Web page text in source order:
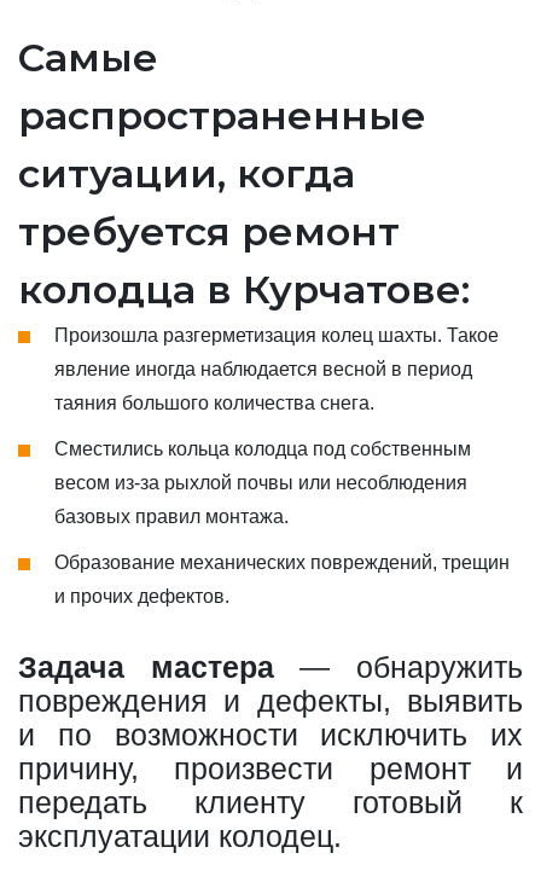
Самые
распространенные
ситуации, когда
требуется ремонт
колодца в Курчатове:
Произошла разгерметизация колец шахты. Такое
явление иногда наблюдается весной в период
таяния большого количества снега.
Сместились кольца колодца под собственным
весом из-за рыхлой почвы или несоблюдения
базовых правил монтажа.
Образование механических повреждений, трещин
и прочих дефектов.
Задача мастера— обнаружить
повреждения и дефекты, выявить
и по возможности исключить их
причину, произвести ремонт и
передать клиенту готовый к
эксплуатации колодец.